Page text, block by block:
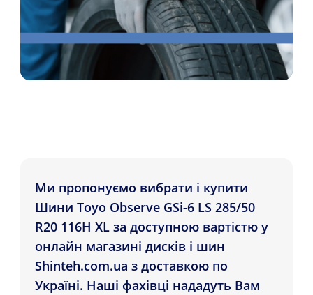
Ми пропонуємо вибрати і купити
Шини Toyo Observe GSi-6 LS 285/50
R20 116H XL за доступною вартістю у
онлайн магазині дисків і шин
Shinteh.com.ua з доставкою по
Україні. Наші фахівці нададуть Вам